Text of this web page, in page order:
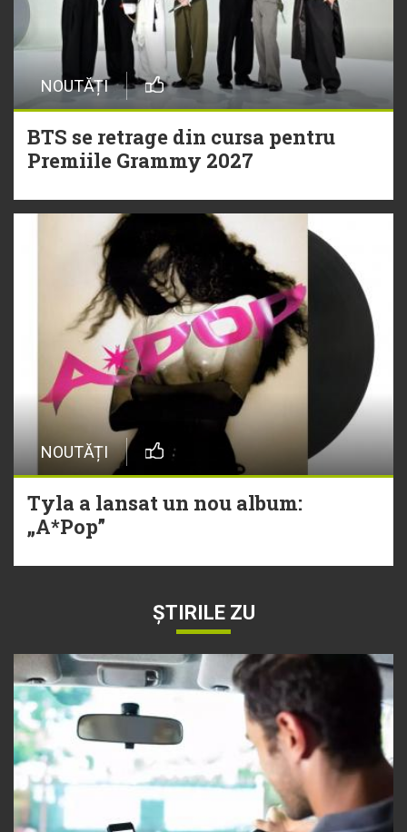
NOUTĂȚI
BTS se retrage din cursa pentru
Premiile Grammy 2027
NOUTĂȚI
Tyla a lansat un nou album:
„A*Pop”
ȘTIRILE ZU